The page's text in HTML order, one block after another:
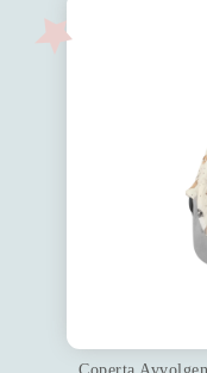
Coperta